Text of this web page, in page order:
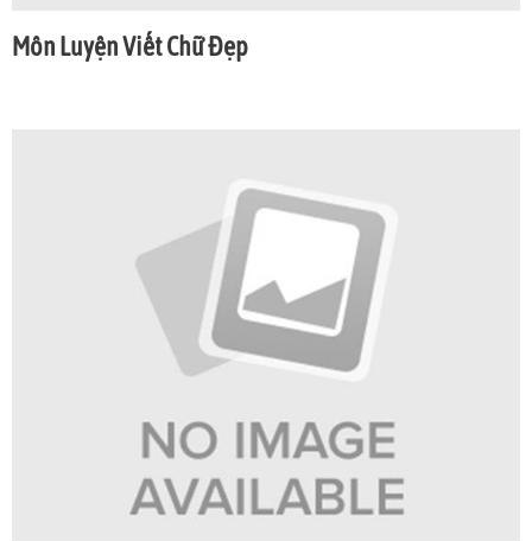
Môn Luyện Viết Chữ Đẹp